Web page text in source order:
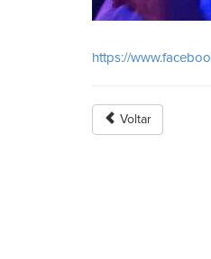
https://
Voltar